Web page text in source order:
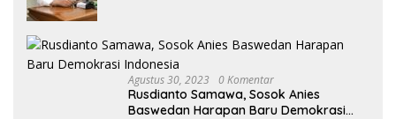
Agustus 30, 2023 0 Komentar
Rusdianto Samawa, Sosok Anies
Baswedan Harapan Baru Demokrasi